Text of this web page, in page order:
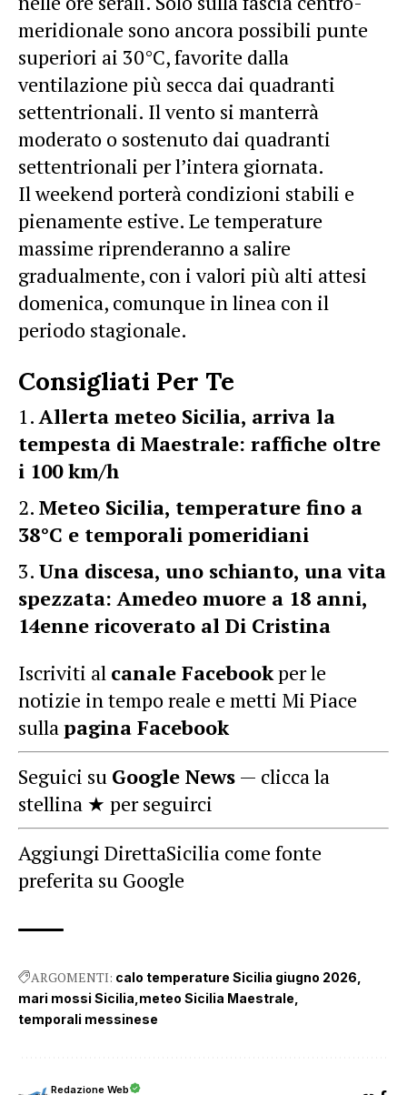
meridionale sono ancora possibili punte
superiori ai 30°C, favorite dalla
ventilazione più secca dai quadranti
settentrionali. Il vento si manterrà
moderato o sostenuto dai quadranti
settentrionali per l’intera giornata.
Il weekend porterà condizioni stabili e
pienamente estive. Le temperature
massime riprenderanno a salire
gradualmente, con i valori più alti attesi
domenica, comunque in linea con il
periodo stagionale.
Consigliati Per Te
Allerta meteo Sicilia, arriva la
tempesta di Maestrale: raffiche oltre
i 100 km/h
Meteo Sicilia, temperature fino a
38°C e temporali pomeridiani
Una discesa, uno schianto, una vita
spezzata: Amedeo muore a 18 anni,
14enne ricoverato al Di Cristina
Iscriviti al canale Facebookper le
notizie in tempo reale e metti Mi Piace
sullapagina Facebook
Seguici su Google News — clicca la
stellina ★ per seguirci
Aggiungi DirettaSicilia come fonte
preferita su Google
ARGOMENTI: calo temperature Sicilia giugno 2026
mari mossi Sicilia meteo Sicilia Maestrale
temporali messinese
Redazione Web